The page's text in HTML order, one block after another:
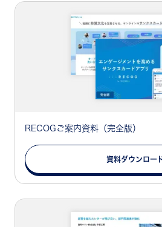
RECOGご案内資料（完全版）
資料ダウンロー